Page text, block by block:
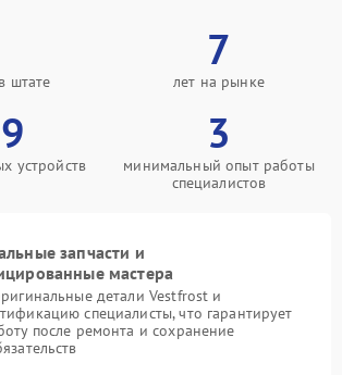
штате
7
лет на рынке
устройств
3
минимальный опыт работы
специалистов
запчасти и
мастера
детали Vestfrost и
специалисты, что гарантирует
после ремонта и сохранение